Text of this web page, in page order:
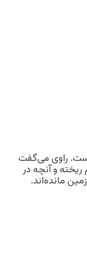
راوی می‌گفت
و آنچه در
مانده‌اند.